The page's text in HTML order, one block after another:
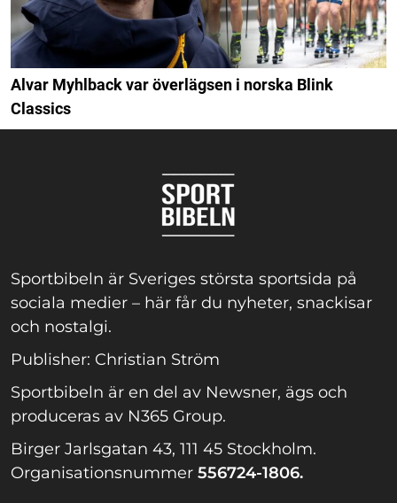
Alvar Myhlback var överlägsen i norska Blink
Classics
Sportbibeln är Sveriges största sportsida på
sociala medier – här får du nyheter, snackisar
och nostalgi.
Publisher: Christian Ström
Sportbibeln är en del av Newsner, ägs och
produceras av N365 Group.
Birger Jarlsgatan 43, 111 45 Stockholm.
Organisationsnummer 556724-1806.